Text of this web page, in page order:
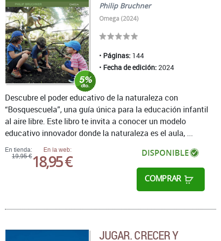
Philip Bruchner
Omega (2024)
Páginas: 144
Fecha de edición: 2024
En tienda:
19,95 €
En la web:
18,95 € DISPONIBLE
COMPRAR
Descubre el poder educativo de la naturaleza con
“Bosquescuela”, una guía única para la educación infantil
al aire libre. Este libro te invita a conocer un modelo
educativo innovador donde la naturaleza es el aula, ...
JUGAR. CRECER Y